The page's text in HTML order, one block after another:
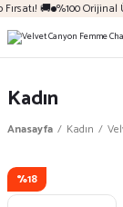
🚚 %100 Orijinal
Kadın
Anasayfa Kadın
%18